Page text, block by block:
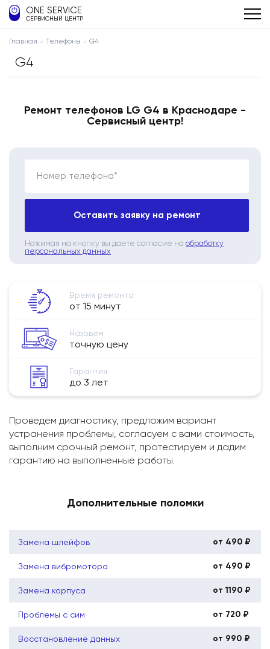
ONE SERVICE
СЕРВИСНЫЙ ЦЕНТР
Главная Телефоны G4
G4
Ремонт телефонов LG G4 в Краснодаре -
Сервисный центр!
Номер телефона*
Оставить заявку на ремонт
Нажимая на кнопку вы даете согласие на обработку
персональных данных
Время ремонта
от 15 минут
Назовем
точную цену
Гарантия
до 3 лет
Проведем диагностику, предложим вариант
устранения проблемы, согласуем с вами стоимость,
выполним срочный ремонт, протестируем и дадим
гарантию на выполненные работы.
Дополнительные поломки
Замена шлейфов от 490 ₽
Замена вибромотора от 490 ₽
Замена корпуса от 1190 ₽
Проблемы с сим от 720 ₽
Восстановление данных от 990 ₽